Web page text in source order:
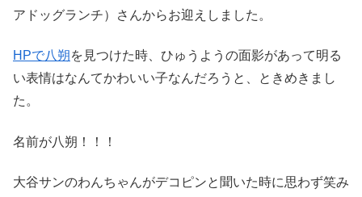
アドッグランチ）さんからお迎えしました。
HPで八朔を見つけた時、ひゅうようの面影があって明る
い表情はなんてかわいい子なんだろうと、ときめきまし
た。
名前が八朔！！！
大谷サンのわんちゃんがデコピンと聞いた時に思わず笑み